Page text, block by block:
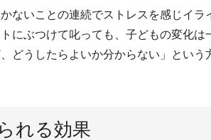
ないことの連続でストレスを感じイ
にぶつけて叱っても、子どもの変化
うしたらよいか分からない」という
れる効果